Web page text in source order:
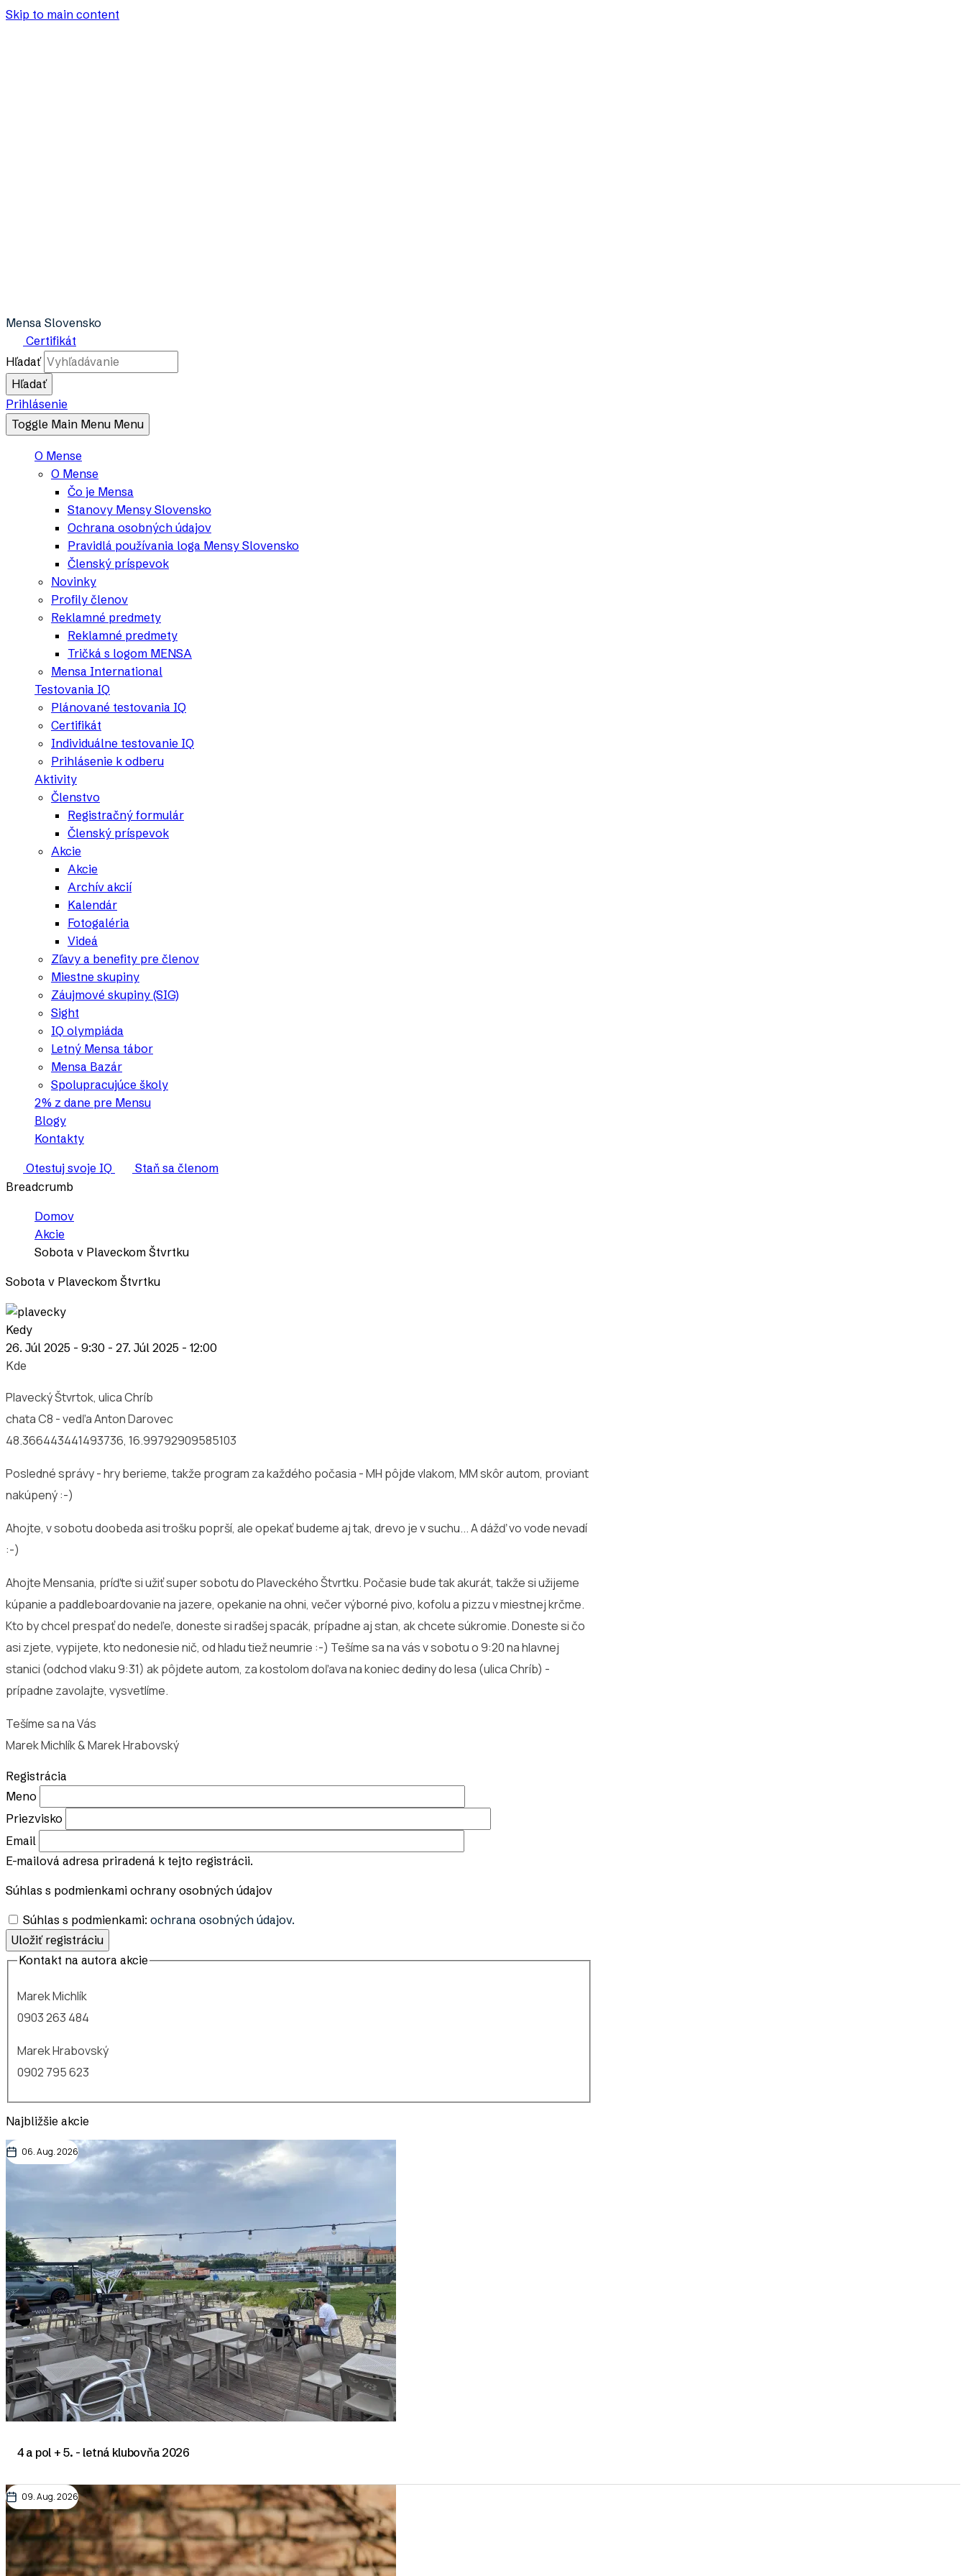
Skip to main content
Mensa Slovensko
Certifikát
Hľadať
Prihlásenie
Toggle Main Menu Menu
O Mense
O Mense
Čo je Mensa
Stanovy Mensy Slovensko
Ochrana osobných údajov
Pravidlá používania loga Mensy Slovensko
Členský príspevok
Novinky
Profily členov
Reklamné predmety
Reklamné predmety
Tričká s logom MENSA
Mensa International
Testovania IQ
Plánované testovania IQ
Certifikát
Individuálne testovanie IQ
Prihlásenie k odberu
Aktivity
Členstvo
Registračný formulár
Členský príspevok
Akcie
Akcie
Archív akcií
Kalendár
Fotogaléria
Videá
Zľavy a benefity pre členov
Miestne skupiny
Záujmové skupiny (SIG)
Sight
IQ olympiáda
Letný Mensa tábor
Mensa Bazár
Spolupracujúce školy
2% z dane pre Mensu
Blogy
Kontakty
Otestuj svoje IQ
Staň sa členom
Breadcrumb
Domov
Akcie
Sobota v Plaveckom Štvrtku
Sobota v Plaveckom Štvrtku
Kedy
26. Júl 2025 - 9:30 - 27. Júl 2025 - 12:00
Kde
Plavecký Štvrtok, ulica Chríb
chata C8 - vedľa Anton Darovec
48.366443441493736, 16.99792909585103
Posledné správy - hry berieme, takže program za každého počasia - MH pôjde vlakom, MM skôr autom, proviant
nakúpený :-)
Ahojte, v sobotu doobeda asi trošku poprší, ale opekať budeme aj tak, drevo je v suchu... A dážď vo vode nevadí
:-)
Ahojte Mensania, príďte si užiť super sobotu do Plaveckého Štvrtku. Počasie bude tak akurát, takže si užijeme
kúpanie a paddleboardovanie na jazere, opekanie na ohni, večer výborné pivo, kofolu a pizzu v miestnej krčme.
Kto by chcel prespať do nedeľe, doneste si radšej spacák, prípadne aj stan, ak chcete súkromie. Doneste si čo
asi zjete, vypijete, kto nedonesie nič, od hladu tiež neumrie :-) Tešíme sa na vás v sobotu o 9:20 na hlavnej
stanici (odchod vlaku 9:31) ak pôjdete autom, za kostolom doľava na koniec dediny do lesa (ulica Chríb) -
prípadne zavolajte, vysvetlíme.
Tešíme sa na Vás
Marek Michlík & Marek Hrabovský
Registrácia
Meno
Priezvisko
Email
E-mailová adresa priradená k tejto registrácii.
Súhlas s podmienkami ochrany osobných údajov
Súhlas s podmienkami: ochrana osobných údajov.
Kontakt na autora akcie
Marek Michlík
0903 263 484
Marek Hrabovský
0902 795 623
Najbližšie akcie
06. Aug. 2026
4 a pol + 5. - letná klubovňa 2026
09. Aug. 2026